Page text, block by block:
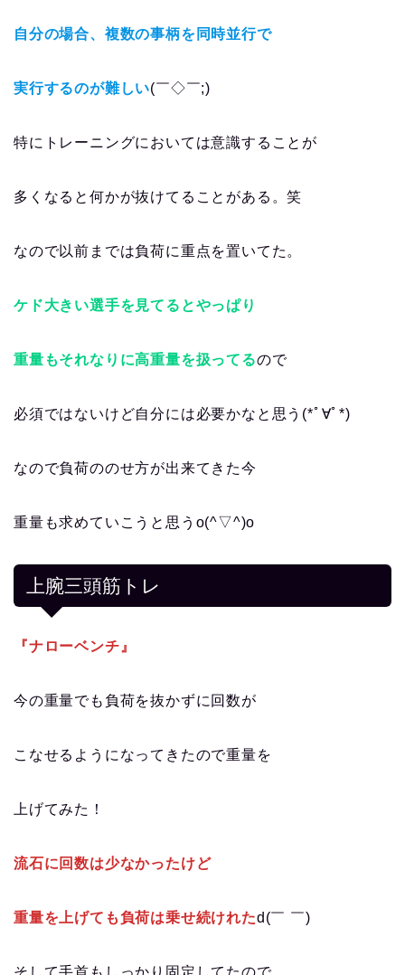
自分の場合、複数の事柄を同時並行で
実行するのが難しい(￣◇￣;)
特にトレーニングにおいては意識することが
多くなると何かが抜けてることがある。笑
なので以前までは負荷に重点を置いてた。
ケド大きい選手を見てるとやっぱり
重量もそれなりに高重量を扱ってるので
必須ではないけど自分には必要かなと思う(*ﾟ∀ﾟ*)
なので負荷ののせ方が出来てきた今
重量も求めていこうと思うo(^▽^)o
上腕三頭筋トレ
『ナローベンチ』
今の重量でも負荷を抜かずに回数が
こなせるようになってきたので重量を
上げてみた！
流石に回数は少なかったけど
重量を上げても負荷は乗せ続けれたd(￣ ￣)